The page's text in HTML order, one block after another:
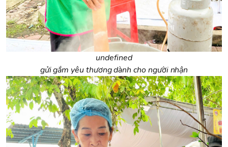
undefined
gửi gắm yêu thương dành cho người nhận